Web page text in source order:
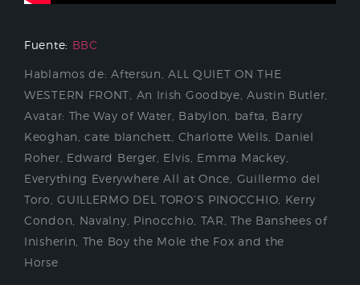
Fuente: BBC
Hablamos de:Aftersun ,ALL QUIET ON THE
WESTERN FRONT An Irish Goodbye ,Austin Butler
Avatar: The Way of Water Babylon bafta
Barry
Keoghan ,cate blanchett Charlotte Wells Daniel
Roher Edward Berger Elvis Emma Mackey
Everything Everywhere All at Once Guillermo del
Toro ,GUILLERMO DEL TORO’S PINOCCHIO Kerry
Condon
Navalny Pinocchio TAR ,The Banshees of
Inisherin The Boy the Mole the Fox and the
Horse